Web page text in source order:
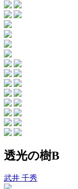
透光の樹B
武井 千秀